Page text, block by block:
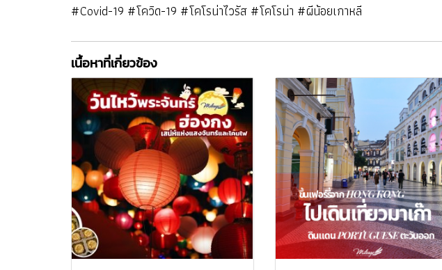
#Covid-19 #โควิด-19 #โคโรน่าไวรัส #โคโรน่า #ผีน้อยเกาหลี
เนื้อหาที่เกี่ยวข้อง